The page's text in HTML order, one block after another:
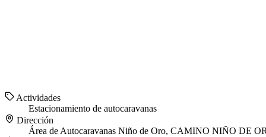
Actividades
Estacionamiento de autocaravanas
Dirección
Área de Autocaravanas Niño de Oro, CAMINO NIÑO DE